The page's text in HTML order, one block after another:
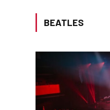
BEATLES